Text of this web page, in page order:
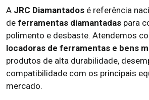
A JRC Diamantados é referência
de ferramentas diamantadas para
polimento e desbaste. Atendemos
locadoras de ferramentas e bens
produtos de alta durabilidade,
compatibilidade com os principais
mercado.